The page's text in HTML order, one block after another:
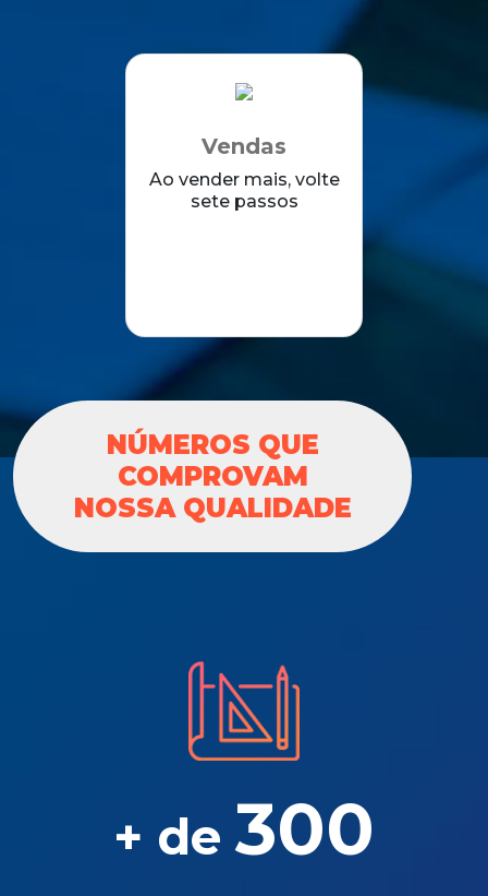
Vendas
Ao vender mais, volte
sete passos
NÚMEROS QUE
COMPROVAM
NOSSA QUALIDADE
+ de 300